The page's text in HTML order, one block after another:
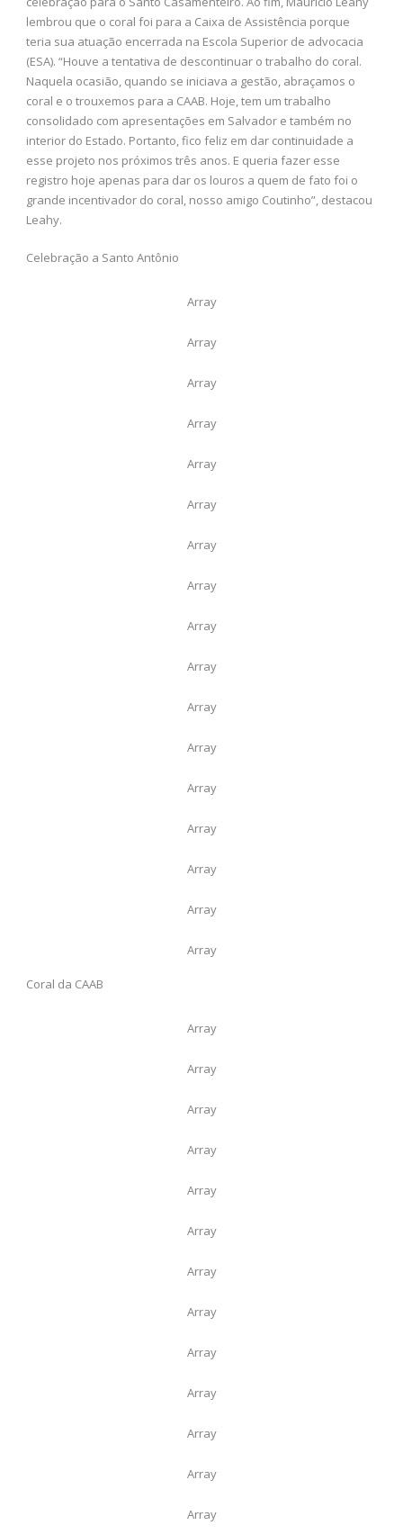
lembrou que o coral foi para a Caixa de Assistência porque
teria sua atuação encerrada na Escola Superior de advocacia
(ESA). “Houve a tentativa de descontinuar o trabalho do coral.
Naquela ocasião, quando se iniciava a gestão, abraçamos o
coral e o trouxemos para a CAAB. Hoje, tem um trabalho
consolidado com apresentações em Salvador e também no
interior do Estado. Portanto, fico feliz em dar continuidade a
esse projeto nos próximos três anos. E queria fazer esse
registro hoje apenas para dar os louros a quem de fato foi o
grande incentivador do coral, nosso amigo Coutinho”, destacou
Leahy.
Celebração a Santo Antônio
Array
Array
Array
Array
Array
Array
Array
Array
Array
Array
Array
Array
Array
Array
Array
Array
Array
Coral da CAAB
Array
Array
Array
Array
Array
Array
Array
Array
Array
Array
Array
Array
Array